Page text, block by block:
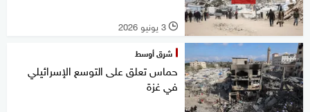
l 3 يونيو 2026
شرق أوسط
حماس تعلق على التوسع الإسرائيلي
في غزة